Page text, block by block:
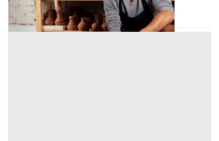
Codice asta:
e22f99f1
09/11/2026